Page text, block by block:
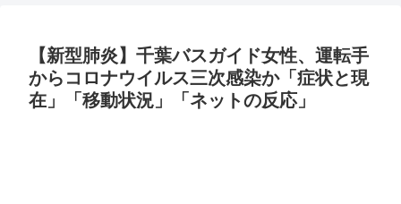
【新型肺炎】千葉バスガイド女性、運転手
からコロナウイルス三次感染か「症状と現
在」「移動状況」「ネットの反応」